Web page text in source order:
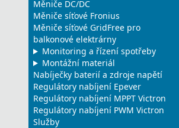
Měniče DC/DC
Měniče síťové Fronius
Měniče síťové GridFree pro
balkonové elektrárny
Monitoring a řízení spotřeby
Montážní materiál
Nabíječky baterií a zdroje napětí
Regulátory nabíjení Epever
Regulátory nabíjení MPPT Victron
Regulátory nabíjení PWM Victron
Služby